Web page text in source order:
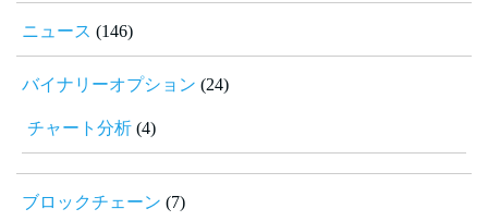
ニュース (146)
バイナリーオプション (24)
チャート分析 (4)
ブロックチェーン (7)